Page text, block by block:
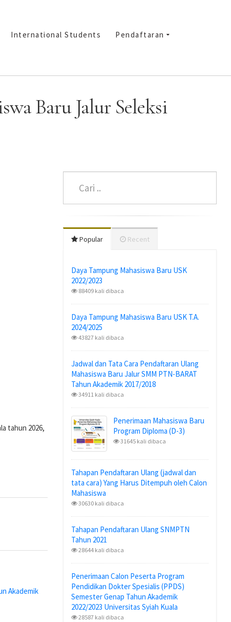
International Students Pendaftaran
Baru Jalur Seleksi
tahun 2026,
Akademik
Popular Recent
Daya Tampung Mahasiswa Baru USK
2022/2023
88409 kali dibaca
Daya Tampung Mahasiswa Baru USK T.A.
2024/2025
43827 kali dibaca
Jadwal dan Tata Cara Pendaftaran Ulang
Mahasiswa Baru Jalur SMM PTN-BARAT
Tahun Akademik 2017/2018
34911 kali dibaca
Penerimaan Mahasiswa Baru
Program Diploma (D-3)
31645 kali dibaca
Tahapan Pendaftaran Ulang (jadwal dan
tata cara) Yang Harus Ditempuh oleh Calon
Mahasiswa
30630 kali dibaca
Tahapan Pendaftaran Ulang SNMPTN
Tahun 2021
28644 kali dibaca
Penerimaan Calon Peserta Program
Pendidikan Dokter Spesialis (PPDS)
Semester Genap Tahun Akademik
2022/2023 Universitas Syiah Kuala
28587 kali dibaca